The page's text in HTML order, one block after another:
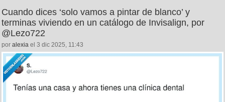
Cuando dices ‘solo vamos a pintar de blanco’ y
terminas viviendo en un catálogo de Invisalign, por
@Lezo722
por alexia el 3 dic 2025, 11:43